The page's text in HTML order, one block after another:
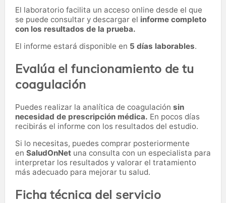
El laboratorio facilita un acceso online desde el que
se puede consultar y descargar el informe completo
con los resultados de la prueba.
El informe estará disponible en 5 días laborables.
Evalúa el funcionamiento de tu
coagulación
Puedes realizar la analítica de coagulación sin
necesidad de prescripción médica. En pocos días
recibirás el informe con los resultados del estudio.
Si lo necesitas, puedes comprar posteriormente
en SaludOnNet una consulta con un especialista para
interpretar los resultados y valorar el tratamiento
más adecuado para mejorar tu salud.
Ficha técnica del servicio